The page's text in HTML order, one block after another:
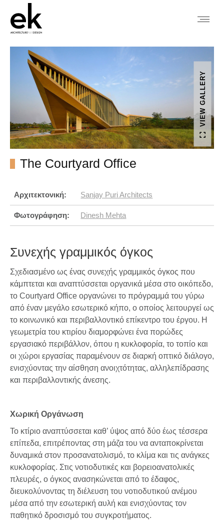
VIEW GALLERY
The Courtyard Office
Αρχιτεκτονική: Sanjay Puri Architects
Φωτογράφηση: Dinesh Mehta
Συνεχής γραμμικός όγκος
Σχεδιασμένο ως ένας συνεχής γραμμικός όγκος που
κάμπτεται και αναπτύσσεται οργανικά μέσα στο οικόπεδο,
το Courtyard Office οργανώνει το πρόγραμμά του γύρω
από έναν μεγάλο εσωτερικό κήπο, ο οποίος λειτουργεί ως
το κοινωνικό και περιβαλλοντικό επίκεντρο του έργου. Η
γεωμετρία του κτιρίου διαμορφώνει ένα πορώδες
εργασιακό περιβάλλον, όπου η κυκλοφορία, το τοπίο και
οι χώροι εργασίας παραμένουν σε διαρκή οπτικό διάλογο,
ενισχύοντας την αίσθηση ανοιχτότητας, αλληλεπίδρασης
και περιβαλλοντικής άνεσης.
Χωρική Οργάνωση
Το κτίριο αναπτύσσεται καθ’ ύψος από δύο έως τέσσερα
επίπεδα, επιτρέποντας στη μάζα του να ανταποκρίνεται
δυναμικά στον προσανατολισμό, το κλίμα και τις ανάγκες
κυκλοφορίας. Στις νοτιοδυτικές και βορειοανατολικές
πλευρές, ο όγκος ανασηκώνεται από το έδαφος,
διευκολύνοντας τη διέλευση του νοτιοδυτικού ανέμου
μέσα από την εσωτερική αυλή και ενισχύοντας τον
παθητικό δροσισμό του συγκροτήματος.